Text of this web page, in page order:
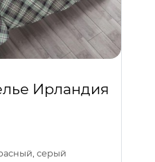
Ирландия
серый